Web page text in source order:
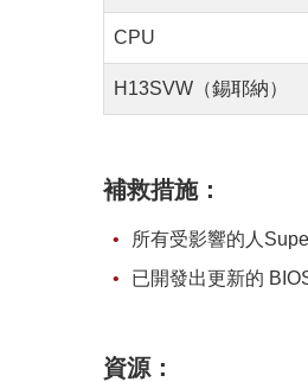
CPU
H13SVW（錫耶納）
補救措施：
所有受影響的人
已開發出更新的
資源：